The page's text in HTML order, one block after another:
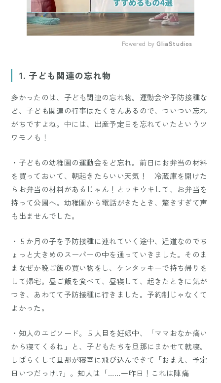
Powered by GliaStudios
1. 子ども関連の忘れ物
多かったのは、子ども関連の忘れ物。運動会や予防接種な
ど、子ども関連の行事はたくさんあるので、ついつい忘れ
がちですよね。中には、出産予定日を忘れていたというツ
ワモノも！
・子どもの幼稚園の運動会をど忘れ。前日にお弁当の材料
を買っておいて、朝起きたらいい天気！ 冷蔵庫を開けた
らお弁当の材料があるじゃん！とウキウキして、お弁当を
持って公園へ。幼稚園から電話がきたとき、驚きすぎて声
も出ませんでした。
・５か月の子を予防接種に連れていく途中、近道なのでち
ょっと大きめのスーパーの中を通っていきました。そのま
まなぜか晩ご飯の買い物をし、ケンタッキーで持ち帰りを
して帰宅。昼ご飯を食べて、昼寝して、起きたときに気が
つき、あわてて予防接種に行きました。予約制じゃなくて
よかった。
・知人のエピソード。５人目を妊娠中、「ママおなか痛い
から寝てくるね」と、子どもたちを旦那にまかせて就寝。
しばらくして旦那が寝室に飛び込んできて「おまえ、予定
日いつだっけ!?」。知人は「……一昨日！これは陣痛